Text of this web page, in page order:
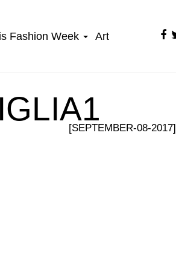
Fashion Week Art
[SEPTEMBER-08-2017]